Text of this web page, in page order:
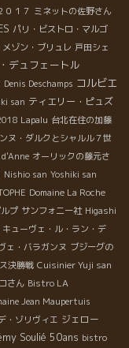
０１７ ミネットの佐野さん
パリ・ビストロ・マルゴ
メゾン・ブリュレ 戸田シェ
デュフェートル
Denis Deschamps コルビエ
san ティエリー・ピュズ
Lapalu 台北在住の加藤
ヌ・ダルクとシャルル７世
オーリックの藤元さ
Nishio san Yoshiki san
Domaine La Roche
プ サンフォニー社 Higashi
キューヴェ・ル・ラン・デ
ェ・バラガンヌ ブジーグの
決勝戦 Cuisinier Yuji san
さん Bistro LA
Jean Maupertuis
・ゾリヴィエ ジェロー
Soulié 50ans bistro